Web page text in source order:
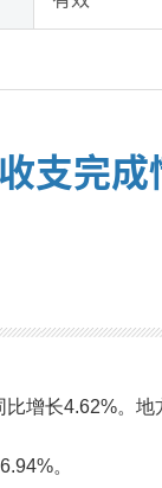
支完成
增长4.62%。
。